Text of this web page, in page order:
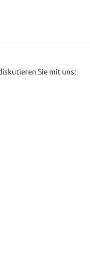
Sie mit uns: